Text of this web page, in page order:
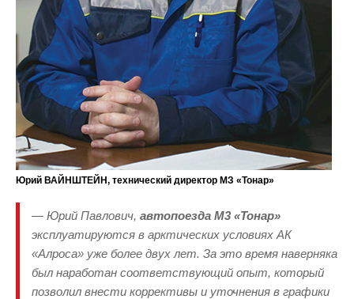
Юрий ВАЙНШТЕЙН, технический директор МЗ «Тонар»
— Юрий Павлович, автопоезда М3 «Тонар»
эксплуатируются в арктических условиях АК
«Алроса» уже более двух лет. За это время наверняка
был наработан соответствующий опыт, который
позволил внести коррективы и уточнения в графики